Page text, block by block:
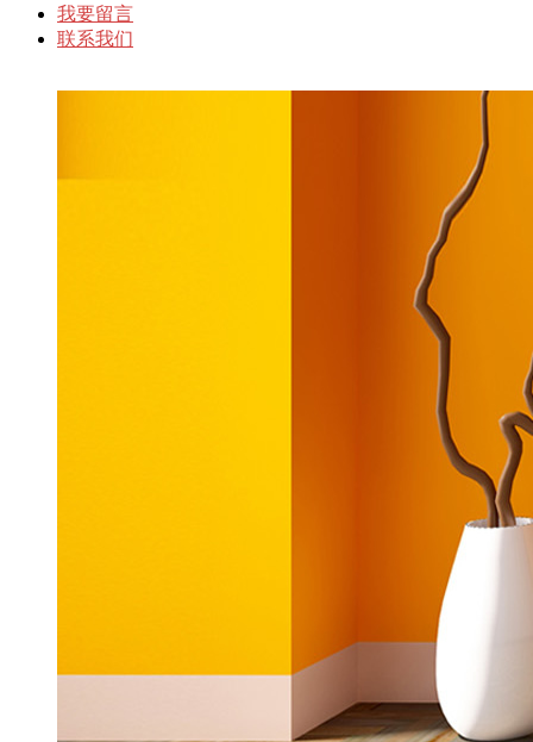
我要留言
联系我们